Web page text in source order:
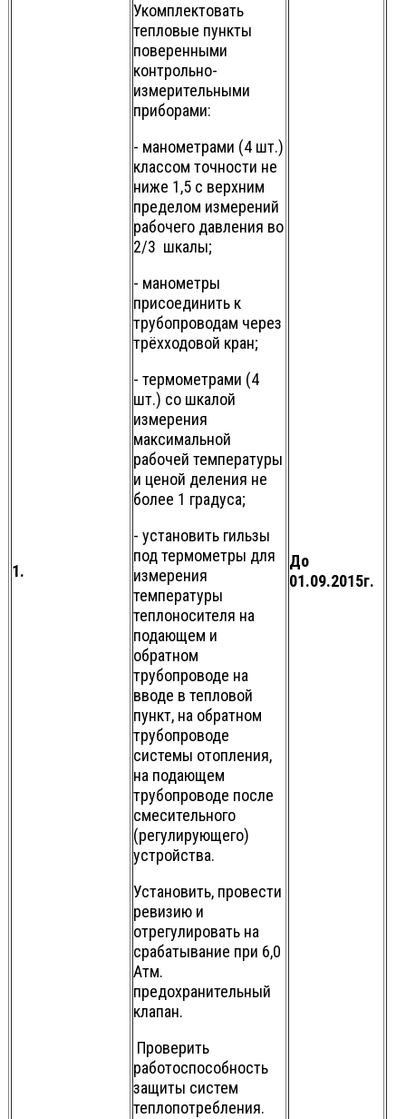
1.
Укомплектовать
тепловые пункты
поверенными
контрольно-
измерительными
приборами:
- манометрами (4 шт.)
классом точности не
ниже 1,5 с верхним
пределом измерений
рабочего давления во
2/3 шкалы;
- манометры
присоединить к
трубопроводам через
трёхходовой кран;
- термометрами (4
шт.) со шкалой
измерения
максимальной
рабочей температуры
и ценой деления не
более 1 градуса;
- установить гильзы
под термометры для
измерения
температуры
теплоносителя на
подающем и
обратном
трубопроводе на
вводе в тепловой
пункт, на обратном
трубопроводе
системы отопления,
на подающем
трубопроводе после
смесительного
(регулирующего)
устройства.
Установить, провести
ревизию и
отрегулировать на
срабатывание при 6,0
Атм.
предохранительный
клапан.
Проверить
работоспособность
защиты систем
теплопотребления.
До
01.09.2015г.